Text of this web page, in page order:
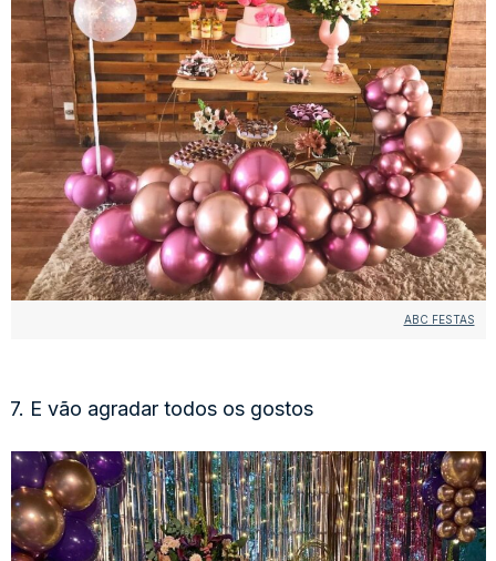
ABC FESTAS
7. E vão agradar todos os gostos